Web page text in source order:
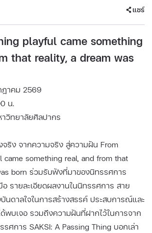
แชร์
playful came something
that reality, a dream was
าคม 2569
น.
วิทยาลัยศิลปากร
จริง จากความจริง สู่ความฝัน From
came something real, and from that
born ร่วมรับฟังที่มาของนิทรรศการ
รายละเอียดผลงานในนิทรรศการ สาย
ดาลใจในการสร้างสรรค์ ประสบการณ์และ
พบเจอ รวมถึงความฝันที่ฝากไว้ในการจาก
ศการ SAKSI: A Passing Thing บอกเล่า